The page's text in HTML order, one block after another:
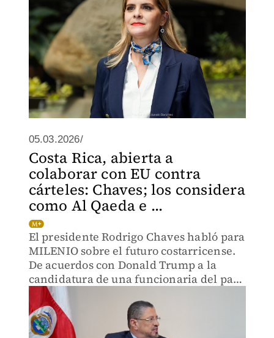
05.03.2026/
Costa Rica, abierta a
colaborar con EU contra
cárteles: Chaves; los considera
como Al Qaeda e ...
El presidente Rodrigo Chaves habló para
MILENIO sobre el futuro costarricense.
De acuerdos con Donald Trump a la
candidatura de una funcionaria del país
para presidir la ONU.